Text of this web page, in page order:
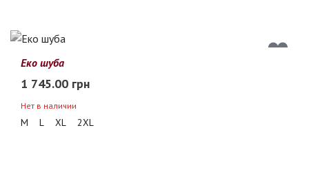
Еко шуба
1 745.00 грн
Нет в наличии
M L XL 2XL